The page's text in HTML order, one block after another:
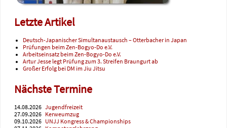
Letzte Artikel
Deutsch-Japanischer Simultanaustausch – Otterbacher in Japan
Prüfungen beim Zen-Bogyo-Do e.V.
Arbeitseinsatz beim Zen-Bogyo-Do e.V.
Artur Jesse legt Prüfung zum 3. Streifen Braungurt ab
Großer Erfolg bei DM im Jiu Jitsu
Nächste Termine
14.08.2026 Jugendfreizeit
27.09.2026 Kerweumzug
09.10.2026 UNJJ Kongress & Championships